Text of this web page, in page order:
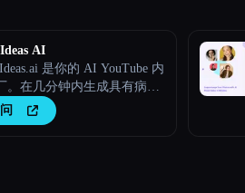
AI
是你的 AI YouTube 内
。在几分钟内生成具有病毒
脚本、新鲜的视频创意和引
的内容。